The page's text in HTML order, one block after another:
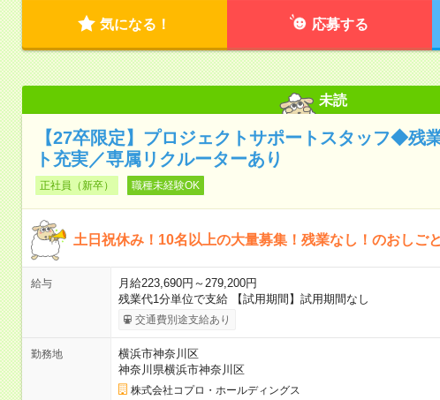
気になる！ 応募する
未読
【27卒限定】プロジェクトサポートスタッフ◆残
ト充実／専属リクルーターあり
正社員（新卒） 職種未経験OK
土日祝休み！10名以上の大量募集！残業なし！のおしごと
給与
月給223,690円～279,200円
残業代1分単位で支給 【試用期間】試用期間なし
交通費別途支給あり
勤務地
横浜市神奈川区
神奈川県横浜市神奈川区
株式会社コプロ・ホールディングス